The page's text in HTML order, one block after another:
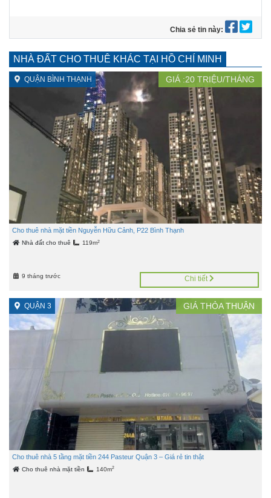
Chia sẻ tin này:
NHÀ ĐẤT CHO THUÊ KHÁC TẠI HỒ CHÍ MINH
QUẬN BÌNH THẠNH GIÁ :20 TRIỆU/THÁNG
Cho thuê nhà mặt tiền Nguyễn Hữu Cảnh, P22 Bình Thạnh
Nhà đất cho thuê 119m2
9 tháng trước Chi tiết
QUẬN 3 GIÁ THỎA THUẬN
Cho thuê nhà 5 tầng mặt tiền 244 Pasteur Quận 3 – Giá rẻ tin thật
Cho thuê nhà mặt tiền 140m2